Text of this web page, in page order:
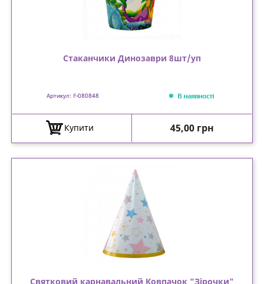
Стаканчики Динозаври 8шт/уп
Артикул: F-080848 В наявності
Купити Ціна
45,00 грн
Святковий карнавальний Ковпачок "Зірочки"